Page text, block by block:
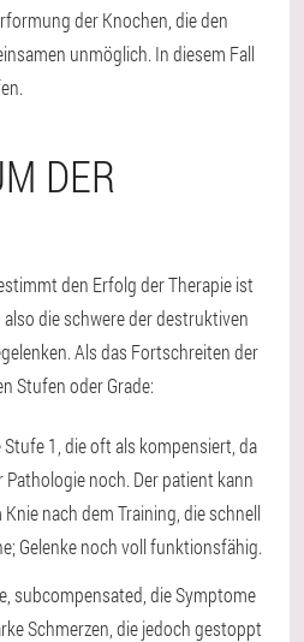
der Knochen, die den
unmöglich. In diesem Fall
DER
den Erfolg der Therapie ist
die schwere der destruktiven
Als das Fortschreiten der
Stufen oder Grade:
1, die oft als kompensiert, da
noch. Der patient kann
nach dem Training, die schnell
Gelenke noch voll funktionsfähig.
subcompensated, die Symptome
Schmerzen, die jedoch gestoppt